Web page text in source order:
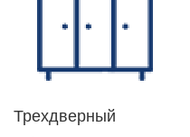
Трехдверный